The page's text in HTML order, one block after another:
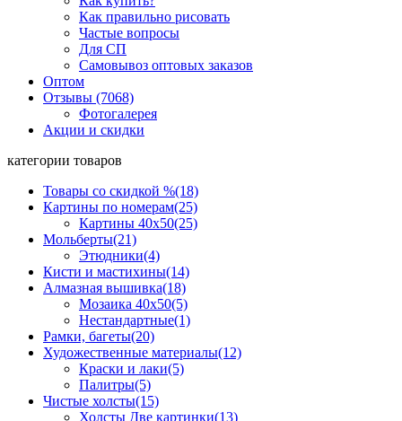
Как правильно рисовать
Частые вопросы
Для СП
Самовывоз оптовых заказов
Оптом
Отзывы (7068)
Фотогалерея
Акции и скидки
категории товаров
Товары со скидкой %(18)
Картины по номерам(25)
Картины 40x50(25)
Мольберты(21)
Этюдники(4)
Кисти и мастихины(14)
Алмазная вышивка(18)
Мозаика 40x50(5)
Нестандартные(1)
Рамки, багеты(20)
Художественные материалы(12)
Краски и лаки(5)
Палитры(5)
Чистые холсты(15)
Холсты Две картинки(13)